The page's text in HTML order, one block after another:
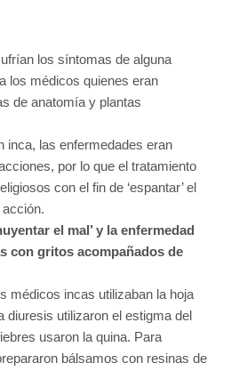
los síntomas de alguna
los médicos quienes eran
de anatomía y plantas
inca, las enfermedades eran
por lo que el tratamiento
con el fin de ‘espantar’ el
el mal’ y la enfermedad
con gritos acompañados de
médicos incas utilizaban la hoja
diuresis utilizaron el estigma del
usaron la quina. Para
bálsamos con resinas de